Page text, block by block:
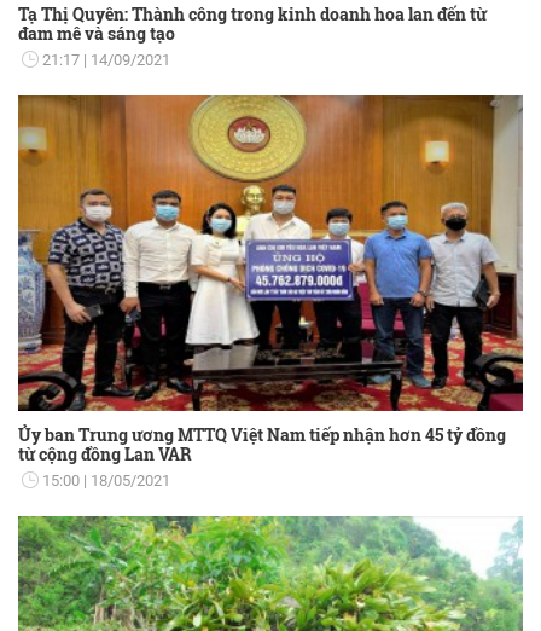
Tạ Thị Quyên: Thành công trong kinh doanh hoa lan đến từ
đam mê và sáng tạo
21:17 14/09/2021
Ủy ban Trung ương MTTQ Việt Nam tiếp nhận hơn 45 tỷ đồng
từ cộng đồng Lan VAR
15:00 18/05/2021